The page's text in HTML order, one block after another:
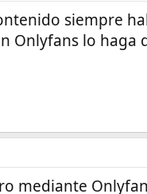
siempre
Onlyfans lo haga
mediante